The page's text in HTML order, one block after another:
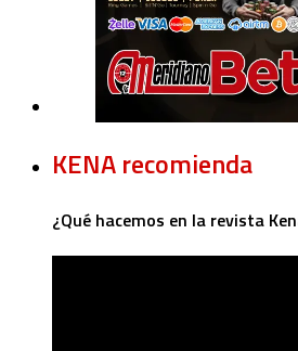
KENA recomienda
¿Qué hacemos en la revista